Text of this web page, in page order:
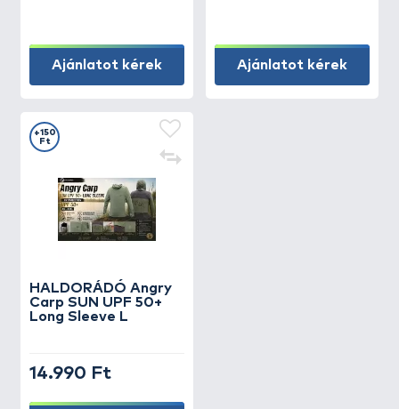
Ajánlatot kérek Ajánlatot kérek
HALDORÁDÓ Angry
Carp SUN UPF 50+
Long Sleeve L
+150
Ft
14.990 Ft